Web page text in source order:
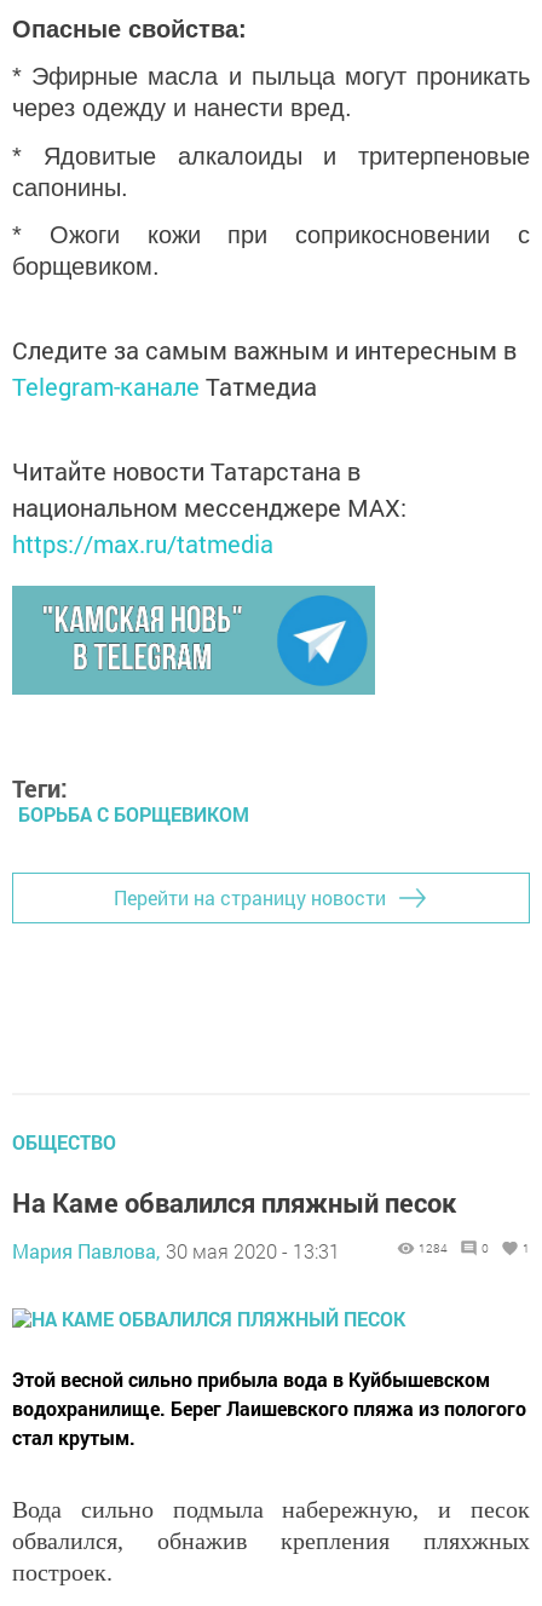
Опасные свойства:
* Эфирные масла и пыльца могут проникать
через одежду и нанести вред.
* Ядовитые алкалоиды и тритерпеновые
сапонины.
* Ожоги кожи при соприкосновении с
борщевиком.
Следите за самым важным и интересным в
Telegram-канале Татмедиа
Читайте новости Татарстана в
национальном мессенджере MАХ:
https://max.ru/tatmedia
Теги:
БОРЬБА С БОРЩЕВИКОМ
Перейти на страницу новости
ОБЩЕСТВО
На Каме обвалился пляжный песок
Мария Павлова, 30 мая 2020 - 13:31 1284 0 1
Этой весной сильно прибыла вода в Куйбышевском
водохранилище. Берег Лаишевского пляжа из пологого
стал крутым.
Вода сильно подмыла набережную, и песок
обвалился, обнажив крепления пляхжных
построек.